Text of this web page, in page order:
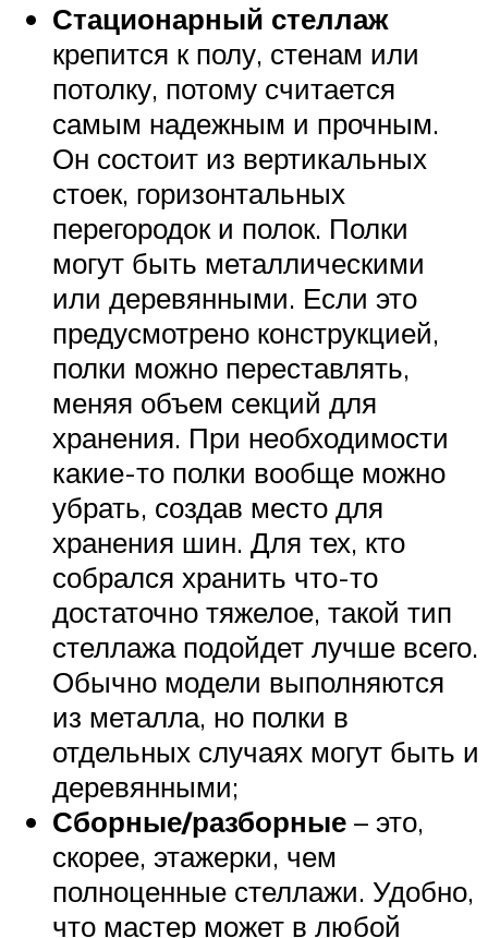
Стационарный стеллаж
крепится к полу, стенам или
потолку, потому считается
самым надежным и прочным.
Он состоит из вертикальных
стоек, горизонтальных
перегородок и полок. Полки
могут быть металлическими
или деревянными. Если это
предусмотрено конструкцией,
полки можно переставлять,
меняя объем секций для
хранения. При необходимости
какие-то полки вообще можно
убрать, создав место для
хранения шин. Для тех, кто
собрался хранить что-то
достаточно тяжелое, такой тип
стеллажа подойдет лучше всего.
Обычно модели выполняются
из металла, но полки в
отдельных случаях могут быть и
деревянными;
Сборные/разборные – это,
скорее, этажерки, чем
полноценные стеллажи. Удобно,
что мастер может в любой